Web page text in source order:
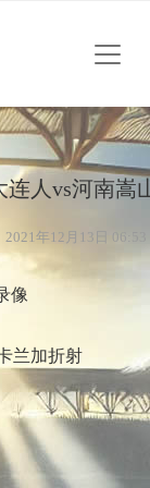
连人vs河南嵩
年12月13日 06:53
像
兰加折射